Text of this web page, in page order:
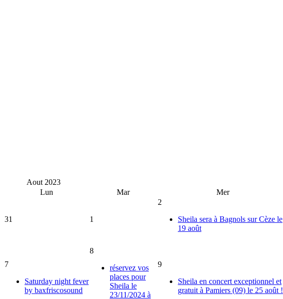
Aout 2023
Lun
Mar Mer
31 1
2
Sheila sera à Bagnols sur Cèze le
19 août
7
Saturday night fever
by baxfriscosound
8
réservez vos
places pour
Sheila le
23/11/2024 à
9
Sheila en concert exceptionnel et
gratuit à Pamiers (09) le 25 août !